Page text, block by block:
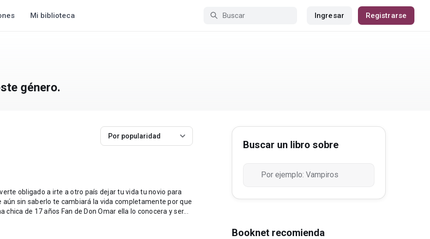
Mi biblioteca Ingresar Registrarse
género.
Por popularidad
obligado a irte a otro país dejar tu vida tu novio para
sin saberlo te cambiará la vida completamente por que
de 17 años Fan de Don Omar ella lo conocera y ser...
Buscar un libro sobre
Booknet recomienda